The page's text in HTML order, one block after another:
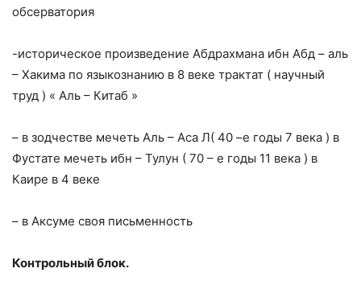
обсерватория
-историческое произведение Абдрахмана ибн Абд – аль
– Хакима по языкознанию в 8 веке трактат ( научный
труд ) « Аль – Китаб »
– в зодчестве мечеть Аль – Аса Л( 40 –е годы 7 века ) в
Фустате мечеть ибн – Тулун ( 70 – е годы 11 века ) в
Каире в 4 веке
– в Аксуме своя письменность
Контрольный блок.